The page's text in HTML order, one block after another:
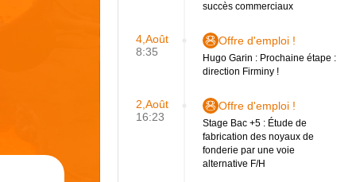
succès commerciaux
4,Août
8:35
Offre d'emploi !
Hugo Garin : Prochaine étape :
direction Firminy !
2,Août
16:23
Offre d'emploi !
Stage Bac +5 : Étude de
fabrication des noyaux de
fonderie par une voie
alternative F/H